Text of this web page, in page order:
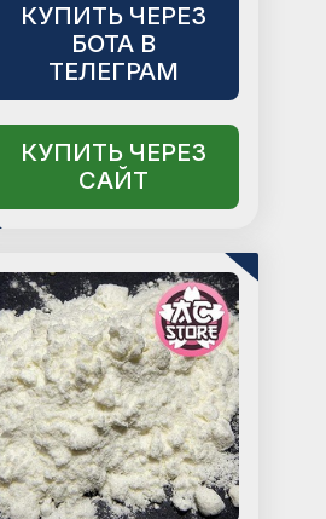
КУПИТЬ ЧЕРЕЗ
БОТА В
ТЕЛЕГРАМ
КУПИТЬ ЧЕРЕЗ
САЙТ